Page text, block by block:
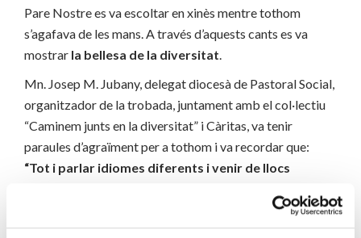
Pare Nostre es va escoltar en xinès mentre tothom
s’agafava de les mans. A través d’aquests cants es va
mostrar la bellesa de la diversitat.
Mn. Josep M. Jubany, delegat diocesà de Pastoral Social,
organitzador de la trobada, juntament amb el col·lectiu
“Caminem junts en la diversitat” i Càritas, va tenir
paraules d’agraïment per a tothom i va recordar que:
“Tot i parlar idiomes diferents i venir de llocs
. També va recordar totes les persones que han
d’arriscar les seves vides buscant una vida digna per a